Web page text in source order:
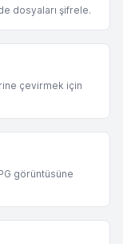
dosyaları şifrele.
çevirmek için
görüntüsüne